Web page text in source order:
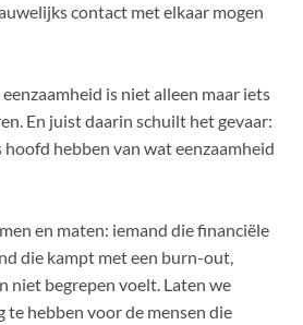
contact met elkaar mogen
is niet alleen maar iets
En juist daarin schuilt het gevaar:
hebben van wat eenzaamheid
en maten: iemand die financiële
die kampt met een burn-out,
niet begrepen voelt. Laten we
te hebben voor de mensen die